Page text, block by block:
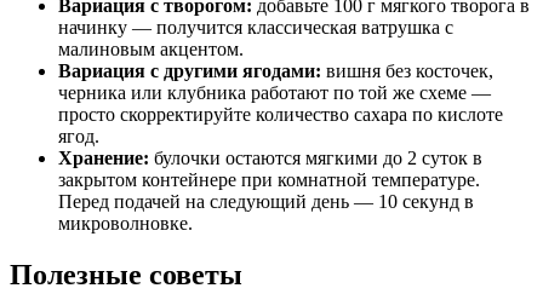
Вариация с творогом: добавьте 100 г мягкого творога в
начинку — получится классическая ватрушка с
малиновым акцентом.
Вариация с другими ягодами: вишня без косточек,
черника или клубника работают по той же схеме —
просто скорректируйте количество сахара по кислоте
ягод.
Хранение: булочки остаются мягкими до 2 суток в
закрытом контейнере при комнатной температуре.
Перед подачей на следующий день — 10 секунд в
микроволновке.
Полезные советы